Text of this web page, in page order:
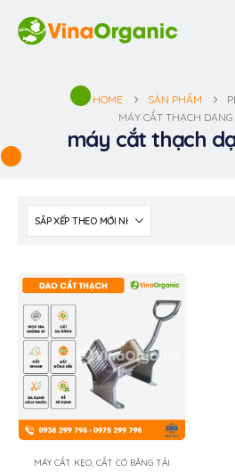
HOME SẢN PHẨM
MÁY CẮT THẠCH
máy cắt thạch
MÁY CẮT KẸO, CẮT CÓ BĂNG TẢI